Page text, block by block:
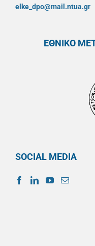
elke_dpo@mail.ntua.gr
ΕΘΝΙΚΟ
SOCIAL MEDIA